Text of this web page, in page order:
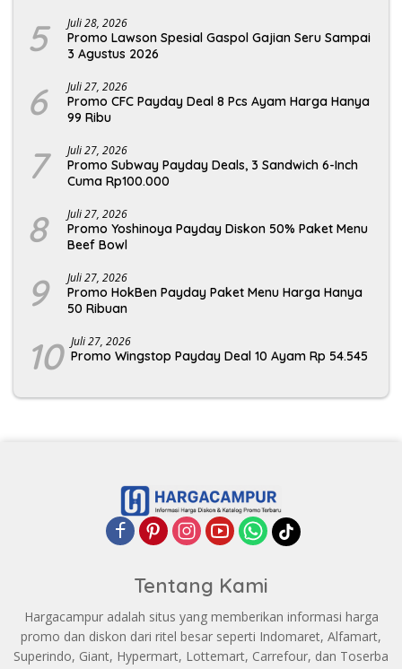
5 Juli 28, 2026
Promo Lawson Spesial Gaspol Gajian Seru Sampai
3 Agustus 2026
6 Juli 27, 2026
Promo CFC Payday Deal 8 Pcs Ayam Harga Hanya
99 Ribu
7 Juli 27, 2026
Promo Subway Payday Deals, 3 Sandwich 6-Inch
Cuma Rp100.000
8 Juli 27, 2026
Promo Yoshinoya Payday Diskon 50% Paket Menu
Beef Bowl
9 Juli 27, 2026
Promo HokBen Payday Paket Menu Harga Hanya
50 Ribuan
10 Juli 27, 2026
Promo Wingstop Payday Deal 10 Ayam Rp 54.545
Tentang Kami
Hargacampur adalah situs yang memberikan informasi harga
promo dan diskon dari ritel besar seperti Indomaret, Alfamart,
Superindo, Giant, Hypermart, Lottemart, Carrefour, dan Toserba